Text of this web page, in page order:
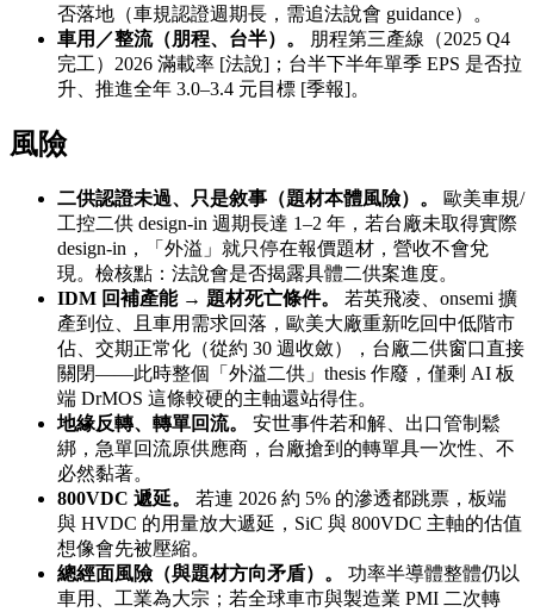
否落地（車規認證週期長，需追法說會 guidance）。
車用／整流（朋程、台半）。
朋程第三產線（2025 Q4
完工）2026 滿載率 [法說]；台半下半年單季 EPS 是否拉
升、推進全年 3.0–3.4 元目標 [季報]。
風險
二供認證未過、只是敘事（題材本體風險）。
歐美車規/
工控二供 design-in 週期長達 1–2 年，若台廠未取得實際
design-in，「外溢」就只停在報價題材，營收不會兌
現。檢核點：法說會是否揭露具體二供案進度。
IDM 回補產能 → 題材死亡條件。
若英飛凌、onsemi 擴
產到位、且車用需求回落，歐美大廠重新吃回中低階市
佔、交期正常化（從約 30 週收斂），台廠二供窗口直接
關閉——此時整個「外溢二供」thesis 作廢，僅剩 AI 板
端 DrMOS 這條較硬的主軸還站得住。
地緣反轉、轉單回流。
安世事件若和解、出口管制鬆
綁，急單回流原供應商，台廠搶到的轉單具一次性、不
必然黏著。
800VDC 遞延。
若連 2026 約 5% 的滲透都跳票，板端
與 HVDC 的用量放大遞延，SiC 與 800VDC 主軸的估值
想像會先被壓縮。
總經面風險（與題材方向矛盾）。
功率半導體整體仍以
車用、工業為大宗；若全球車市與製造業 PMI 二次轉